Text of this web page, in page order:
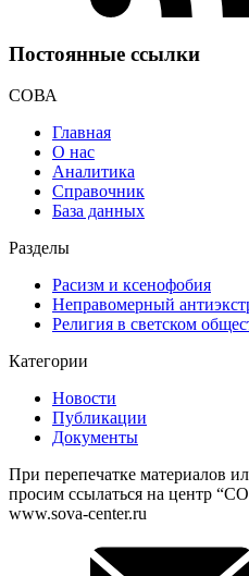
Постоянные ссылки
СОВА
Главная
О нас
Аналитика
Справочник
База данных
Разделы
Расизм и ксенофобия
Неправомерный
Религия в светском
Категории
Новости
Публикации
Документы
При перепечатке материалов
просим ссылаться на центр
www.sova-center.ru